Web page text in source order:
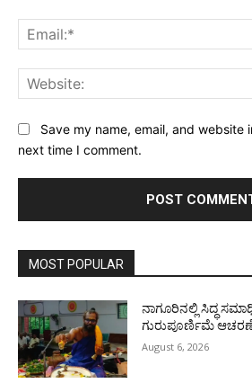
Save my name, email, and website
next time I comment.
MOST POPULAR
ನಾಗೂರಿನಲ್ಲಿ ಸಿದ್ಧ
ಗುರುಪೂರ್ಣಿಮೆ
August 6, 2026